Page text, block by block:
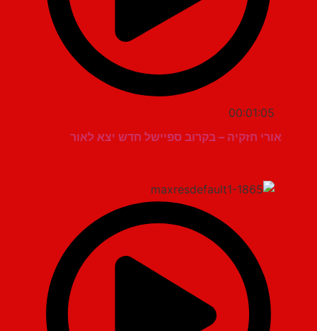
00:01:05
אורי חזקיה – בקרוב ספיישל חדש יצא לאור